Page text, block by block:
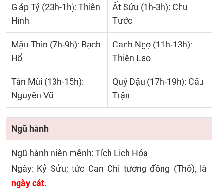
Giáp Tý (23h-1h): Thiên
Hình
Ất Sửu (1h-3h): Chu
Tước
Mậu Thìn (7h-9h): Bạch
Hổ
Canh Ngọ (11h-13h):
Thiên Lao
Tân Mùi (13h-15h):
Nguyên Vũ
Quý Dậu (17h-19h): Câu
Trận
Ngũ hành
Ngũ hành niên mệnh: Tích Lịch Hỏa
Ngày: Kỷ Sửu; tức Can Chi tương đồng (Thổ), là
ngày cát.